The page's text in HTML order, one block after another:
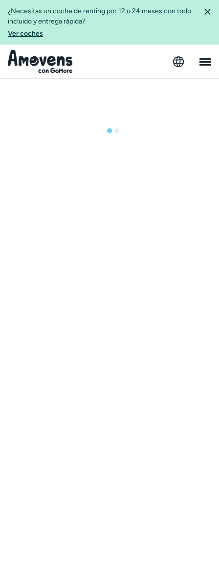
¿Necesitas un coche de renting por 12 o 24 meses con todo
incluido y entrega rápida?
Ver coches